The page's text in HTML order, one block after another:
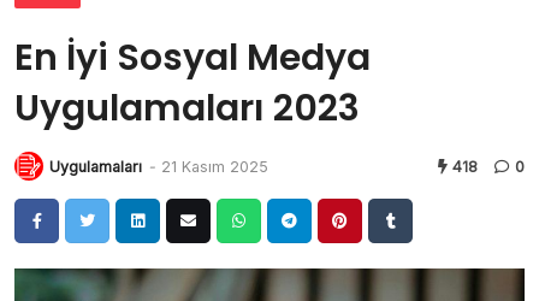
En İyi Sosyal Medya
Uygulamaları 2023
Uygulamaları - 21 Kasım 2025 418 0